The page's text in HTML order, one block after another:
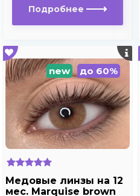
Подробнее
new до 60%
Медовые линзы на 12
мес. Marquise brown